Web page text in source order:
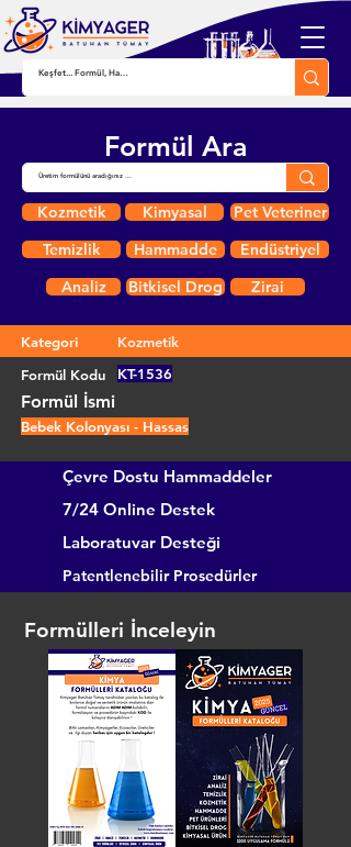
Formül Ara
Kozmetik Kimyasal
Pet Veteriner
Temizlik
Hammadde
Endüstriyel
Analiz
Bitkisel Drog Zirai
Kategori
Kozmetik
Formül Kodu
KT-1536
Formül İsmi
Bebek Kolonyası - Hassas
Çevre Dostu Hammaddeler
7/24 Online Destek
Laboratuvar Desteği
Patentlenebilir Prosedürler
Formülleri İnceleyin